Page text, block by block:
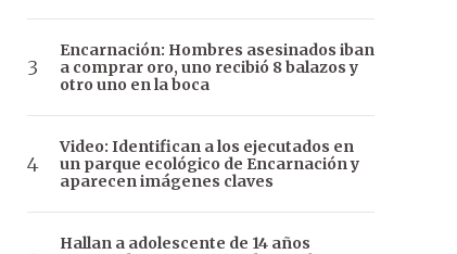
Encarnación: Hombres asesinados iban
a comprar oro, uno recibió 8 balazos y
otro uno en la boca
Video: Identifican a los ejecutados en
un parque ecológico de Encarnación y
aparecen imágenes claves
Hallan a adolescente de 14 años